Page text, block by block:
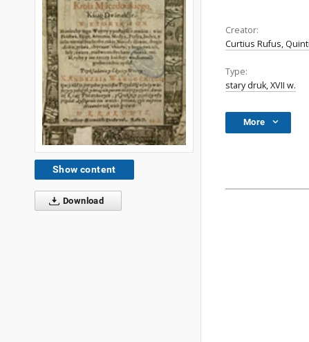
Show content
Download
Creator:
Curtius Rufus,
Type:
stary druk, XVII w.
More